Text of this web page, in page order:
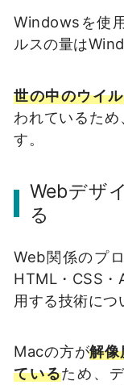
Windowsを使
ルスの量は
世の中のウイ
われているた
す。
Webデザ
る
Web関係のプ
HTML・CSS・
用する技術につ
Macの方が解像
ているため、